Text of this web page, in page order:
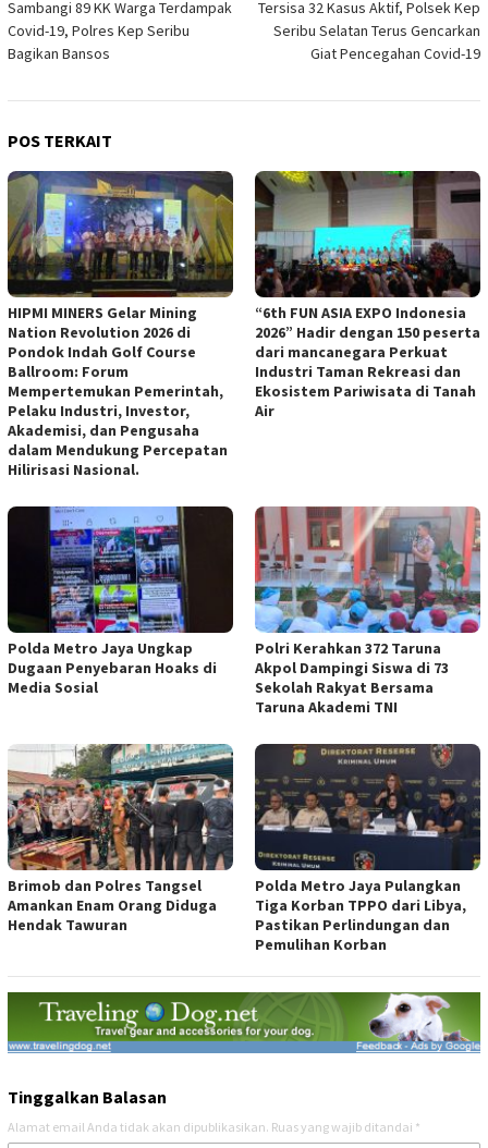
pos
Sambangi 89 KK Warga Terdampak
Covid-19, Polres Kep Seribu
Bagikan Bansos
Tersisa 32 Kasus Aktif, Polsek Kep
Seribu Selatan Terus Gencarkan
Giat Pencegahan Covid-19
POS TERKAIT
HIPMI MINERS Gelar Mining
Nation Revolution 2026 di
Pondok Indah Golf Course
Ballroom: Forum
Mempertemukan Pemerintah,
Pelaku Industri, Investor,
Akademisi, dan Pengusaha
dalam Mendukung Percepatan
Hilirisasi Nasional.
“6th FUN ASIA EXPO Indonesia
2026” Hadir dengan 150 peserta
dari mancanegara Perkuat
Industri Taman Rekreasi dan
Ekosistem Pariwisata di Tanah
Air
Polda Metro Jaya Ungkap
Dugaan Penyebaran Hoaks di
Media Sosial
Polri Kerahkan 372 Taruna
Akpol Dampingi Siswa di 73
Sekolah Rakyat Bersama
Taruna Akademi TNI
Brimob dan Polres Tangsel
Amankan Enam Orang Diduga
Hendak Tawuran
Polda Metro Jaya Pulangkan
Tiga Korban TPPO dari Libya,
Pastikan Perlindungan dan
Pemulihan Korban
Tinggalkan Balasan
Alamat email Anda tidak akan dipublikasikan. Ruas yang wajib ditandai *